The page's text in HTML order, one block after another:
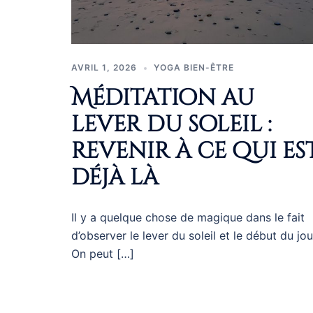
AVRIL 1, 2026 YOGA BIEN-ÊTRE
Méditation au
lever du soleil :
revenir à ce qui
déjà là
Il y a quelque chose de magique dans le fait
d’observer le lever du soleil et le début du
On peut […]